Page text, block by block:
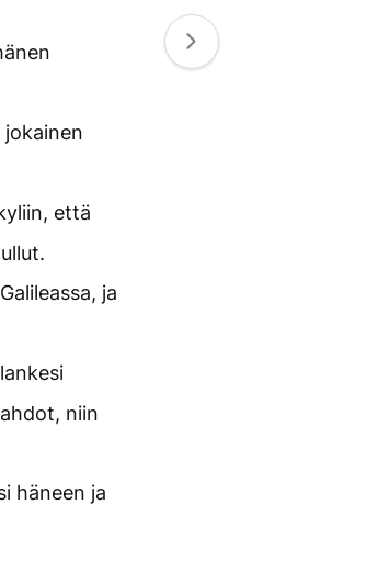
että
ja
niin
häneen ja